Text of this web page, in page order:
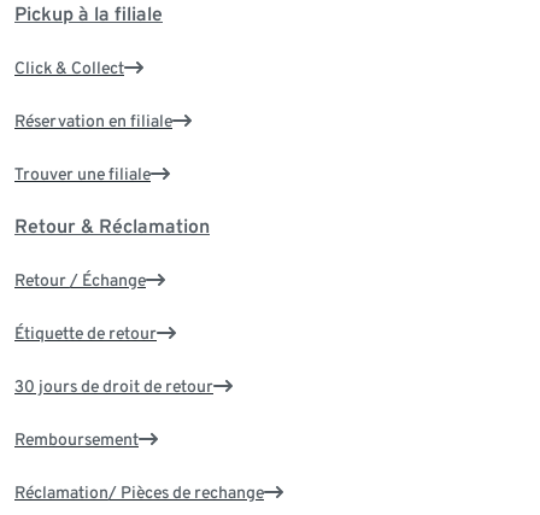
Pickup à la filiale
Click & Collect
Réservation en filiale
Trouver une filiale
Retour & Réclamation
Retour / Échange
Étiquette de retour
30 jours de droit de retour
Remboursement
Réclamation/ Pièces de rechange